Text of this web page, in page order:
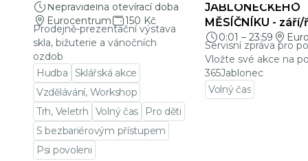
Nepravidelná otevírací doba
Eurocentrum
150 Kč
Prodejně-prezentační výstava
skla, bižuterie a vánočních
ozdob
Hudba
Sklářská akce
Vzdělávání, Workshop
Trh, Veletrh
Volný čas
Pro děti
S bezbariérovým přístupem
Psi povoleni
JABLONECKÉHO
MĚSÍČNÍKU -
0:01 – 23:59
Servisní zpráva pro
Vložte své akce na
365Jablonec
Volný čas